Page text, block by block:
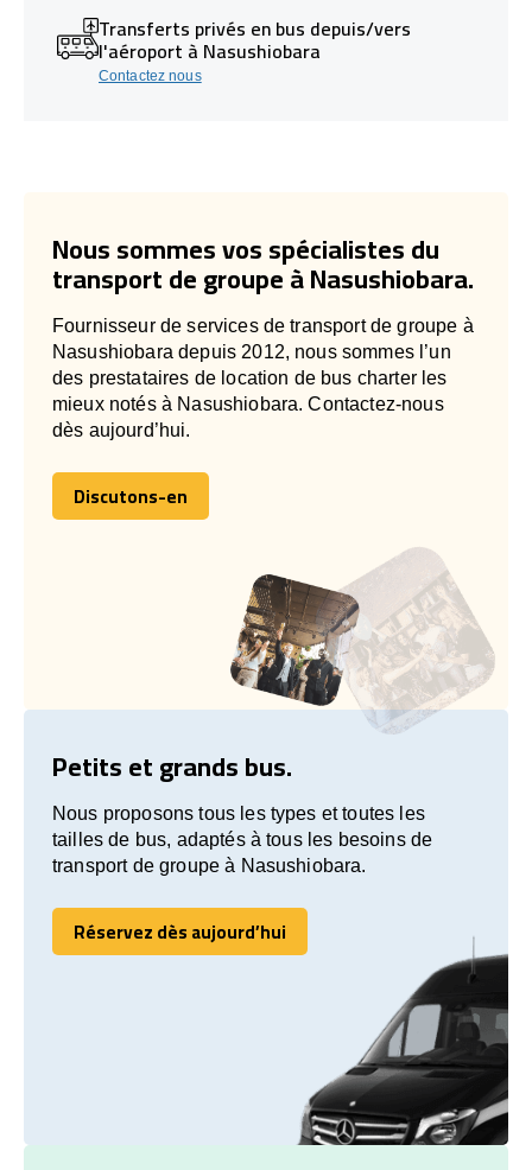
Transferts privés en bus depuis/vers
l'aéroport à Nasushiobara
Contactez nous
Nous sommes vos spécialistes du
transport de groupe à Nasushiobara.
Fournisseur de services de transport de groupe à
Nasushiobara depuis 2012, nous sommes l’un
des prestataires de location de bus charter les
mieux notés à Nasushiobara. Contactez-nous
dès aujourd’hui.
Discutons-en
Discutons-en
Petits et grands bus.
Nous proposons tous les types et toutes les
tailles de bus, adaptés à tous les besoins de
transport de groupe à Nasushiobara.
Réservez dès aujourd’hui
Réservez dès aujourd’hui